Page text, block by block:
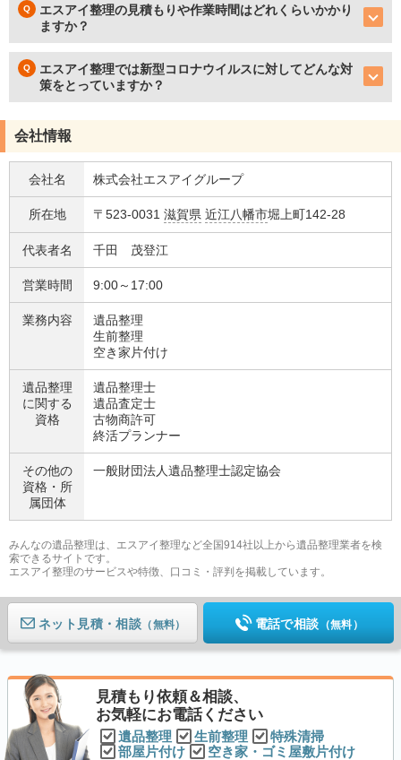
エスアイ整理の見積もりや作業時間はどれくらいかかり
ますか？
エスアイ整理では新型コロナウイルスに対してどんな対
策をとっていますか？
会社情報
会社名 株式会社エスアイグループ
所在地 〒523-0031 滋賀県 近江八幡市堀上町142-28
代表者名 千田 茂登江
営業時間 9:00～17:00
業務内容
遺品整理
生前整理
空き家片付け
遺品整理
に関する
資格
遺品整理士
遺品査定士
古物商許可
終活プランナー
その他の
資格・ 所
属団体
一般財団法人遺品整理士認定協会
みんなの遺品整理は、エスアイ整理など全国914社以上から遺品整理業者を検
索できるサイトです。
エスアイ整理のサービスや特徴、口コミ・評判を掲載しています。
ネット見積 （無料） 電話で相談 （無料）
見積もり依頼＆相談、
お気軽にお電話ください
遺品整理 生前整理
特殊清掃
部屋片付け
空き家・ゴミ屋敷片付け